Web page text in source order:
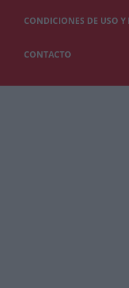
CONDICIONES DE USO
CONTACTO